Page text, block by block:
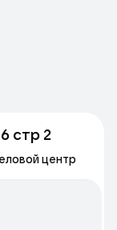
где в том
и Деловой
стр 2
центр